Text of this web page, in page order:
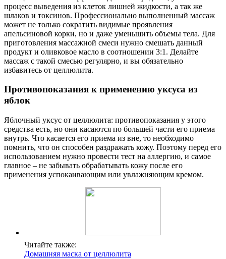
процесс выведения из клеток лишней жидкости, а так же
шлаков и токсинов. Профессионально выполненный массаж
может не только сократить видимые проявления
апельсиновой корки, но и даже уменьшить объемы тела. Для
приготовления массажной смеси нужно смешать данный
продукт и оливковое масло в соотношении 3:1. Делайте
массаж с такой смесью регулярно, и вы обязательно
избавитесь от целлюлита.
Противопоказания к применению уксуса из
яблок
Яблочный уксус от целлюлита: противопоказания у этого
средства есть, но они касаются по большей части его приема
внутрь. Что касается его приема из вне, то необходимо
помнить, что он способен раздражать кожу. Поэтому перед его
использованием нужно провести тест на аллергию, и самое
главное – не забывать обрабатывать кожу после его
применения успокаивающим или увлажняющим кремом.
Читайте также:
Домашняя маска от целлюлита